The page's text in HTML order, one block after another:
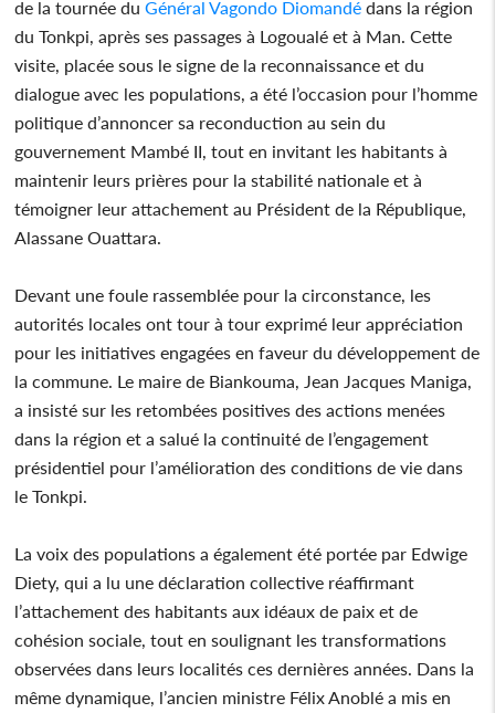
de la tournée duGénéral Vagondo Diomandé dans la région
du Tonkpi, après ses passages à Logoualé et à Man. Cette
visite, placée sous le signe de la reconnaissance et du
dialogue avec les populations, a été l’occasion pour l’homme
politique d’annoncer sa reconduction au sein du
gouvernement Mambé II, tout en invitant les habitants à
maintenir leurs prières pour la stabilité nationale et à
témoigner leur attachement au Président de la République,
Alassane Ouattara.
Devant une foule rassemblée pour la circonstance, les
autorités locales ont tour à tour exprimé leur appréciation
pour les initiatives engagées en faveur du développement de
la commune. Le maire de Biankouma, Jean Jacques Maniga,
a insisté sur les retombées positives des actions menées
dans la région et a salué la continuité de l’engagement
présidentiel pour l’amélioration des conditions de vie dans
le Tonkpi.
La voix des populations a également été portée par Edwige
Diety, qui a lu une déclaration collective réaffirmant
l’attachement des habitants aux idéaux de paix et de
cohésion sociale, tout en soulignant les transformations
observées dans leurs localités ces dernières années. Dans la
même dynamique, l’ancien ministre Félix Anoblé a mis en